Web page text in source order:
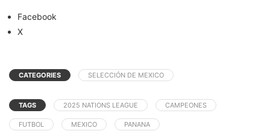
Facebook
X
CATEGORIES SELECCIÓN DE MEXICO
TAGS 2025 NATIONS LEAGUE CAMPEONES
FUTBOL MEXICO PANANA